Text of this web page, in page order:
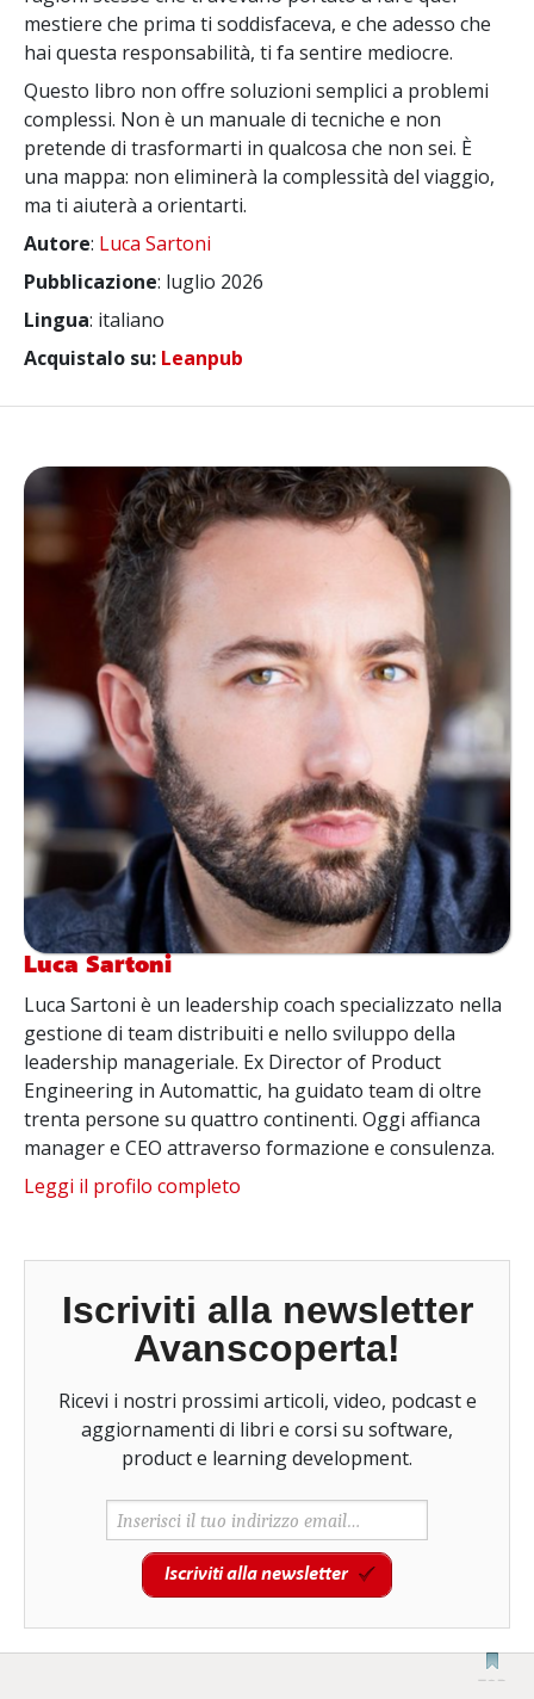
mestiere che prima ti soddisfaceva, e che adesso che
hai questa responsabilità, ti fa sentire mediocre.
Questo libro non offre soluzioni semplici a problemi
complessi. Non è un manuale di tecniche e non
pretende di trasformarti in qualcosa che non sei. È
una mappa: non eliminerà la complessità del viaggio,
ma ti aiuterà a orientarti.
Autore: Luca Sartoni
Pubblicazione: luglio 2026
Lingua: italiano
Acquistalo su: Leanpub
Luca Sartoni
Luca Sartoni è un leadership coach specializzato nella
gestione di team distribuiti e nello sviluppo della
leadership manageriale. Ex Director of Product
Engineering in Automattic, ha guidato team di oltre
trenta persone su quattro continenti. Oggi affianca
manager e CEO attraverso formazione e consulenza.
Leggi il profilo completo
Iscriviti alla newsletter
Avanscoperta!
Ricevi i nostri prossimi articoli, video, podcast e
aggiornamenti di libri e corsi su software,
product e learning development.
Iscriviti alla newsletter